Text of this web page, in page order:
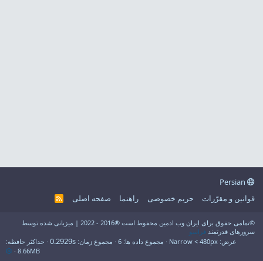
قوانین و مقرّرات
حریم خصوصی راهنما صفحه اصلی
R
©تمامی حقوق برای ایران وب ادمین محفوظ است ®2016 - 2022 | میزبانی شده توسط
سرورهای قدرتمند فراسو
عرض
مجموع داده ها 6 مجموع زمان 0.2929s
حداکثر حافظه
8.66MB